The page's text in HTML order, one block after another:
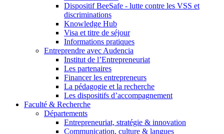
Dispositif BeeSafe - lutte contre les VSS et
discriminations
Knowledge Hub
Visa et titre de séjour
Informations pratiques
Entreprendre avec Audencia
Institut de l’Entrepreneuriat
Les partenaires
Financer les entrepreneurs
La pédagogie et la recherche
Les dispositifs d’accompagnement
Faculté & Recherche
Départements
Entrepreneuriat, stratégie & innovation
Communication, culture & langues